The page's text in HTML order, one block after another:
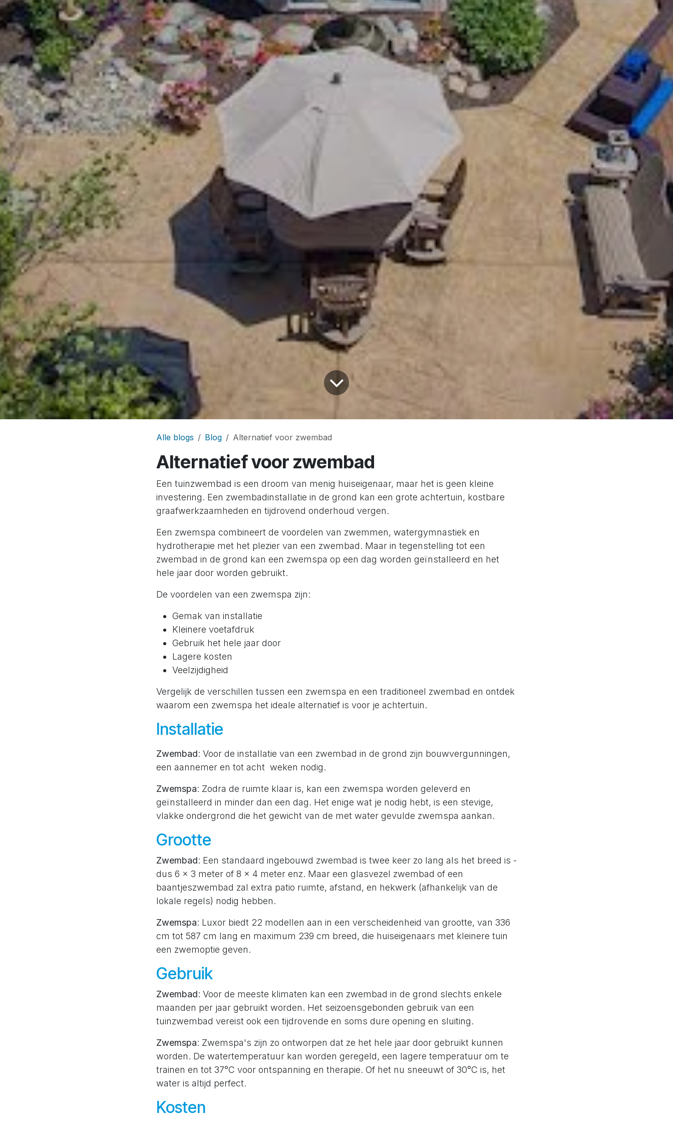
Alle blogs Blog Alternatief voor zwembad
Alternatief voor zwembad
Een tuinzwembad is een droom van menig huiseigenaar, maar het is geen kleine
investering. Een zwembadinstallatie in de grond kan een grote achtertuin, kostbare
graafwerkzaamheden en tijdrovend onderhoud vergen.
Een zwemspa combineert de voordelen van zwemmen, watergymnastiek en
hydrotherapie met het plezier van een zwembad. Maar in tegenstelling tot een
zwembad in de grond kan een zwemspa op een dag worden geïnstalleerd en het
hele jaar door worden gebruikt.
De voordelen van een zwemspa zijn:
Gemak van installatie
Kleinere voetafdruk
Gebruik het hele jaar door
Lagere kosten
Veelzijdigheid
Vergelijk de verschillen tussen een zwemspa en een traditioneel zwembad en ontdek
waarom een zwemspa het ideale alternatief is voor je achtertuin.
Installatie
Zwembad: Voor de installatie van een zwembad in de grond zijn bouwvergunningen,
een aannemer en tot acht weken nodig.
Zwemspa: Zodra de ruimte klaar is, kan een zwemspa worden geleverd en
geïnstalleerd in minder dan een dag. Het enige wat je nodig hebt, is een stevige,
vlakke ondergrond die het gewicht van de met water gevulde zwemspa aankan.
Grootte
Zwembad: Een standaard ingebouwd zwembad is twee keer zo lang als het breed is -
dus 6 x 3 meter of 8 x 4 meter enz. Maar een glasvezel zwembad of een
baantjeszwembad zal extra patio ruimte, afstand, en hekwerk (afhankelijk van de
lokale regels) nodig hebben.
Zwemspa: Luxor biedt 22 modellen aan in een verscheidenheid van grootte, van 336
cm tot 587 cm lang en maximum 239 cm breed, die huiseigenaars met kleinere tuin
een zwemoptie geven.
Gebruik
Zwembad: Voor de meeste klimaten kan een zwembad in de grond slechts enkele
maanden per jaar gebruikt worden. Het seizoensgebonden gebruik van een
tuinzwembad vereist ook een tijdrovende en soms dure opening en sluiting.
Zwemspa: Zwemspa's zijn zo ontworpen dat ze het hele jaar door gebruikt kunnen
worden. De watertemperatuur kan worden geregeld, een lagere temperatuur om te
trainen en tot 37°C voor ontspanning en therapie. Of het nu sneeuwt of 30°C is, het
water is altijd perfect.
Kosten